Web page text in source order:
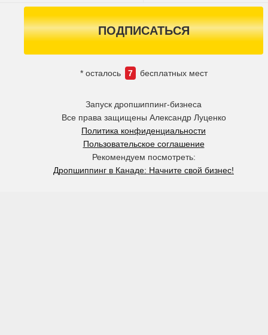
ПОДПИСАТЬСЯ
* осталось 7 бесплатных мест
Запуск дропшиппинг-бизнеса
Все права защищены Александр Луценко
Политика конфиденциальности
Пользовательское соглашение
Рекомендуем посмотреть:
Дропшиппинг в Канаде: Начните свой бизнес!